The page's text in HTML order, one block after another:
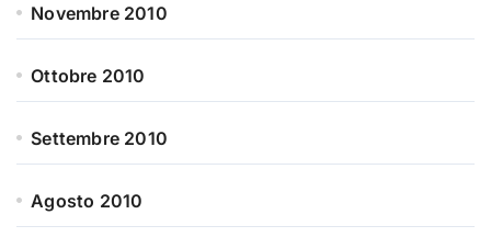
Novembre 2010
Ottobre 2010
Settembre 2010
Agosto 2010